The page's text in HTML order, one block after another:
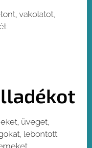
vakolatot,
üveget,
lebontott